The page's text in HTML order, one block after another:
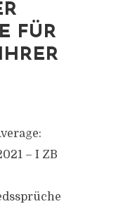
D
A
– I ZB